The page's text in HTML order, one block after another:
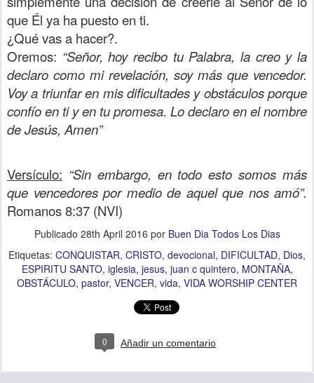
que Él ya ha puesto en ti.
¿Qué vas a hacer?.
Oremos: “Señor, hoy recibo tu Palabra, la creo y la
declaro como mi revelación, soy más que vencedor.
Voy a triunfar en mis dificultades y obstáculos porque
confío en ti y en tu promesa. Lo declaro en el nombre
de Jesús, Amen”
Versículo: “Sin embargo, en todo esto somos más
que vencedores por medio de aquel que nos amó”.
Romanos 8:37 (NVI)
Publicado 28th April 2016 por Buen Dia Todos Los Dias
Etiquetas: CONQUISTAR CRISTO devocional DIFICULTAD Dios
ESPIRITU SANTO iglesia jesus juan c quintero MONTAÑA
OBSTÁCULO pastor VENCER vida VIDA WORSHIP CENTER
0 Añadir un comentario